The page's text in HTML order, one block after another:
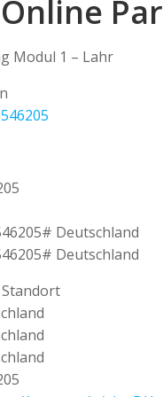
Modul 1 – Lahr
Deutschland
Deutschland